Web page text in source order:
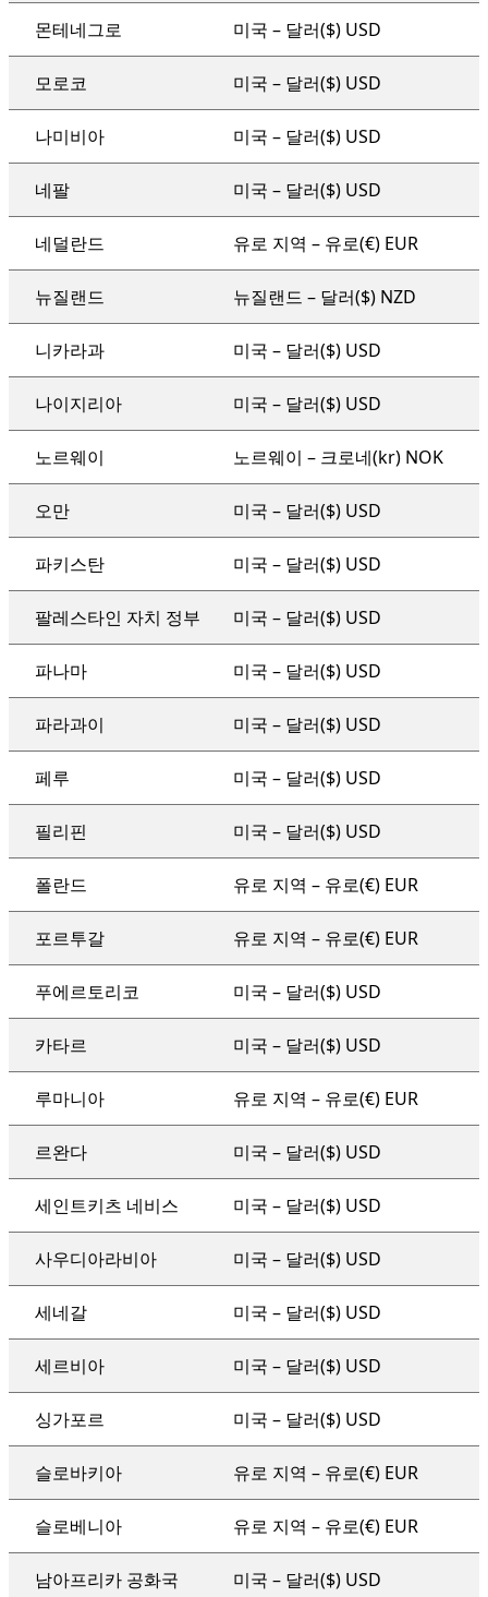
몬테네그로 미국 – 달러($) USD
모로코 미국 – 달러($) USD
나미비아 미국 – 달러($) USD
네팔 미국 – 달러($) USD
네덜란드 유로 지역 – 유로(€) EUR
뉴질랜드 뉴질랜드 – 달러($) NZD
니카라과 미국 – 달러($) USD
나이지리아 미국 – 달러($) USD
노르웨이 노르웨이 – 크로네(kr) NOK
오만 미국 – 달러($) USD
파키스탄 미국 – 달러($) USD
팔레스타인 자치 정부 미국 – 달러($) USD
파나마 미국 – 달러($) USD
파라과이 미국 – 달러($) USD
페루 미국 – 달러($) USD
필리핀 미국 – 달러($) USD
폴란드 유로 지역 – 유로(€) EUR
포르투갈 유로 지역 – 유로(€) EUR
푸에르토리코 미국 – 달러($) USD
카타르 미국 – 달러($) USD
루마니아 유로 지역 – 유로(€) EUR
르완다 미국 – 달러($) USD
세인트키츠 네비스 미국 – 달러($) USD
사우디아라비아 미국 – 달러($) USD
세네갈 미국 – 달러($) USD
세르비아 미국 – 달러($) USD
싱가포르 미국 – 달러($) USD
슬로바키아 유로 지역 – 유로(€) EUR
슬로베니아 유로 지역 – 유로(€) EUR
남아프리카 공화국 미국 – 달러($) USD